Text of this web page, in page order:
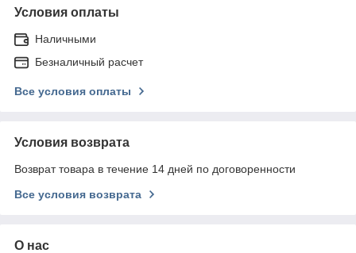
Условия оплаты
Наличными
Безналичный расчет
Все условия оплаты
Условия возврата
Возврат товара в течение 14 дней по договоренности
Все условия возврата
О нас